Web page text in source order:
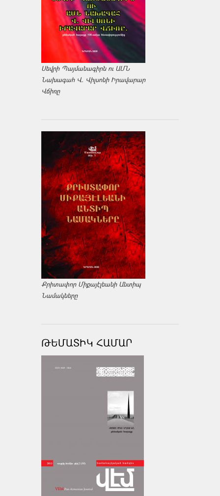
Սեվրի Պայմանագիրն ու ԱՄՆ
Նախագահ Վ. Վիլսոնի Իրավարար
Վճիռը
Քրիտափոր Միքայէլեանի Անտիպ
Նամակները
ԹԵՄԱՏԻԿ ՀԱՄԱՐ